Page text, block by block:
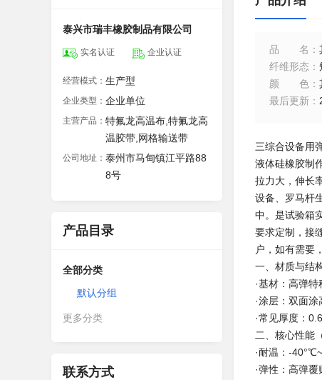
泰兴市瑞丰橡胶制品有限公司
实名认证 企业认证
经营模式： 生产型
企业类型： 企业单位
主营产品： 特氟龙高温布,特氟龙高
温胶带,网格输送带
公司地址： 泰州市马甸镇江平路88
8号
产品目录
全部分类
默认分组
更多分类
联系方式
品名 ：
纤维形态 ：
颜色 ：
最后更新 ：
三综合设备用
液体硅橡胶制
拉力大，伸长
设备、罗马杆
中。是试验箱
要求定制，接
户，如有需要
一、材质与结
·基材：高弹
·涂层：双面
·常见厚度：
二、核心性能
·耐温：-
·弹性：高弹